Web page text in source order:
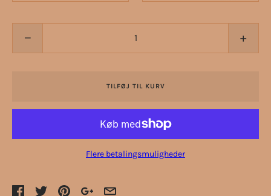
− +
TILFØJ TIL KURV
Flere betalingsmuligheder